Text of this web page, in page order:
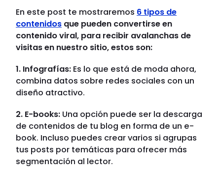
En este post te mostraremos 6 tipos de
contenidos que pueden convertirse en
contenido viral, para recibir avalanchas de
visitas en nuestro sitio, estos son:
1. Infografías: Es lo que está de moda ahora,
combina datos sobre redes sociales con un
diseño atractivo.
2. E-books: Una opción puede ser la descarga
de contenidos de tu blog en forma de un e-
book. Incluso puedes crear varios si agrupas
tus posts por temáticas para ofrecer más
segmentación al lector.